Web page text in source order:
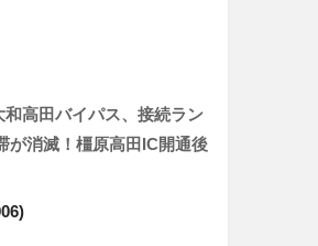
高田バイパス、接続ラン
が消滅！橿原高田IC開通後